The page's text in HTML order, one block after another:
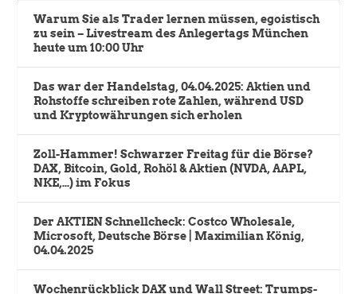
Warum Sie als Trader lernen müssen, egoistisch
zu sein – Livestream des Anlegertags München
heute um 10:00 Uhr
Das war der Handelstag, 04.04.2025: Aktien und
Rohstoffe schreiben rote Zahlen, während USD
und Kryptowährungen sich erholen
Zoll-Hammer! Schwarzer Freitag für die Börse?
DAX, Bitcoin, Gold, Rohöl & Aktien (NVDA, AAPL,
NKE,…) im Fokus
Der AKTIEN Schnellcheck: Costco Wholesale,
Microsoft, Deutsche Börse | Maximilian König,
04.04.2025
Wochenrückblick DAX und Wall Street: Trumps-